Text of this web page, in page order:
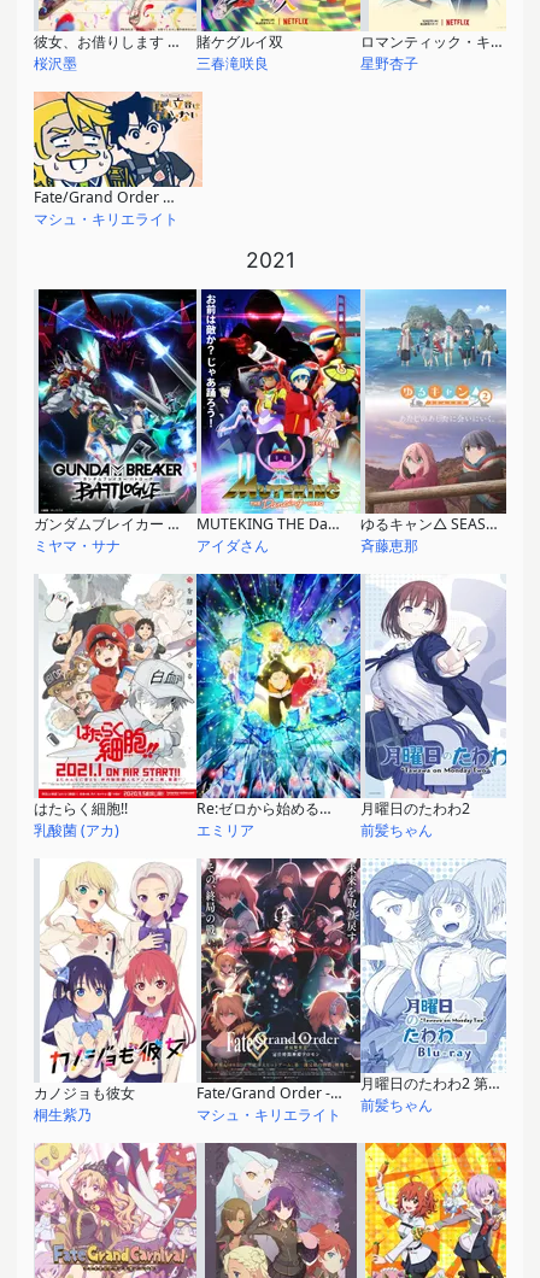
彼女、お借りします 第2期
桜沢墨
賭ケグルイ双
三春滝咲良
ロマンティック・キラー
星野杏子
Fate/Grand Order 藤丸立香はわからない 年末スペシャル2022
マシュ・キリエライト
2021
ガンダムブレイカー バトローグ
ミヤマ・サナ
MUTEKING THE Dancing HERO
アイダさん
ゆるキャン△ SEASON2
斉藤恵那
はたらく細胞!!
乳酸菌 (アカ)
Re:ゼロから始める異世界生活 2nd season 第2部
エミリア
月曜日のたわわ2
前髪ちゃん
カノジョも彼女
桐⽣紫乃
Fate/Grand Order -終局特異点 冠位時間神殿ソロモン-
マシュ・キリエライト
月曜日のたわわ2 第13話
前髪ちゃん